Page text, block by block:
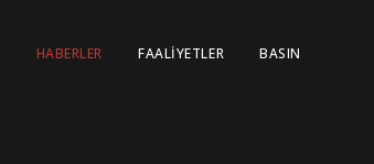
HABERLER FAALIYETLER BASIN